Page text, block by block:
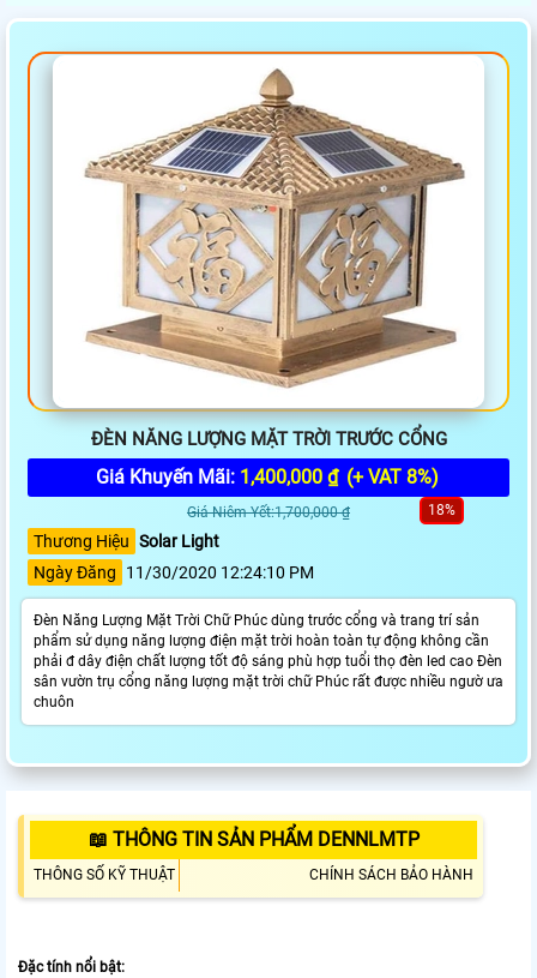
ĐÈN NĂNG LƯỢNG MẶT TRỜI TRƯỚC CỔNG
Giá Khuyến Mãi: 1,400,000 ₫ (+ VAT 8%)
Giá Niêm Yết:1,700,000 ₫ 18%
Thương Hiệu Solar Light
Ngày Đăng
11/30/2020 12:24:10 PM
Đèn Năng Lượng Mặt Trời Chữ Phúc dùng trước cổng và trang trí sản
phẩm sử dụng năng lượng điện mặt trời hoàn toàn tự động không cần
phải đ dây điện chất lượng tốt độ sáng phù hợp tuổi thọ đèn led cao Đèn
sân vườn trụ cổng năng lượng mặt trời chữ Phúc rất được nhiều ngườ ưa
chuôn
📖 THÔNG TIN SẢN PHẨM DENNLMTP
THÔNG SỐ KỸ THUẬT CHÍNH SÁCH BẢO HÀNH
Đặc tính nổi bật: